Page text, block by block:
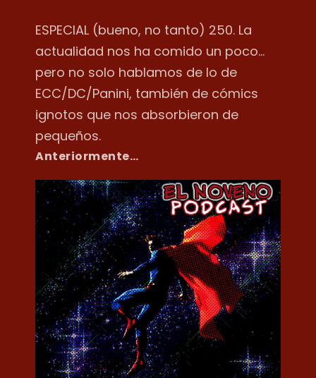
ESPECIAL (bueno, no tanto) 250. La
actualidad nos ha comido un poco...
pero no solo hablamos de lo de
ECC/DC/Panini, también de cómics
ignotos que nos absorbieron de
pequeños.
Anteriormente…